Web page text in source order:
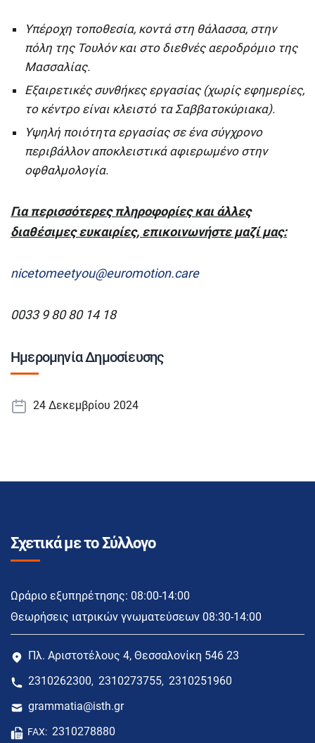
Υπέροχη τοποθεσία, κοντά στη θάλασσα, στην
πόλη της Τουλόν και στο διεθνές αεροδρόμιο της
Μασσαλίας.
Εξαιρετικές συνθήκες εργασίας (χωρίς εφημερίες,
το κέντρο είναι κλειστό τα Σαββατοκύριακα).
Υψηλή ποιότητα εργασίας σε ένα σύγχρονο
περιβάλλον αποκλειστικά αφιερωμένο στην
οφθαλμολογία.
Για περισσότερες πληροφορίες και άλλες
διαθέσιμες ευκαιρίες, επικοινωνήστε μαζί μας:
nicetomeetyou@euromotion.care
0033 9 80 80 14 18
Ημερομηνία Δημοσίευσης
24 Δεκεμβρίου 2024
Σχετικά με το Σύλλογο
Ωράριο εξυπηρέτησης: 08:00-14:00
Θεωρήσεις ιατρικών γνωματεύσεων 08:30-14:00
Πλ. Αριστοτέλους 4, Θεσσαλονίκη 546 23
2310262300, 2310273755, 2310251960
grammatia@isth.gr
FAX: 2310278880